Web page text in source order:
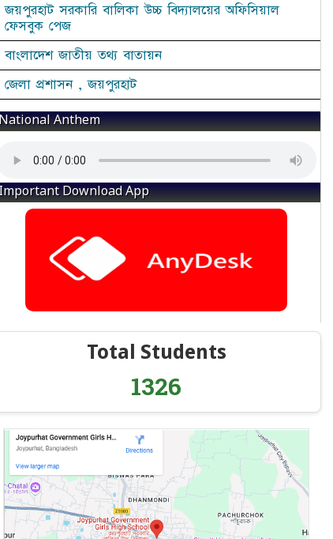
জয়পুরহাট সরকারি বালিকা উচ্চ বিদ্যালয়ের অফিসিয়াল
ফেসবুক পেজ
বাংলাদেশ জাতীয় তথ্য বাতায়ন
জেলা প্রশাসন , জয়পুরহাট
Anthem
Download App
Total Students
1326